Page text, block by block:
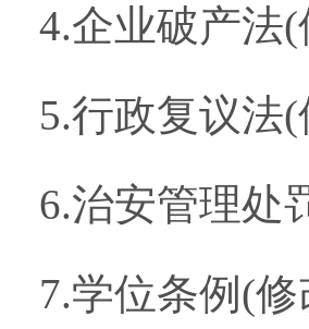
4.企业破产法
5.行政复议法
6.治安管理处
7.学位条例(修